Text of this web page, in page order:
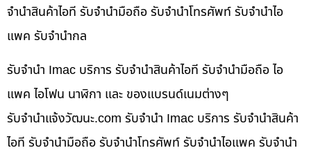
จำนำสินค้าไอที รับจำนำมือถือ รับจำนำโทรศัพท์ รับจำนำไอ
แพค รับจำนำกล
รับจำนำ Imac บริการ รับจำนำสินค้าไอที รับจำนำมือถือ ไอ
แพค ไอโฟน นาฬิกา และ ของแบรนด์เนมต่างๆ
รับจํานําแจ้งวัฒนะ.com รับจำนำ Imac บริการ รับจำนำสินค้า
ไอที รับจำนำมือถือ รับจำนำโทรศัพท์ รับจำนำไอแพค รับจำนำ